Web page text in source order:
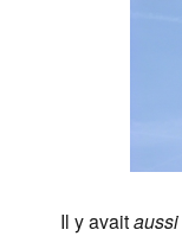
Il y avaitaussi